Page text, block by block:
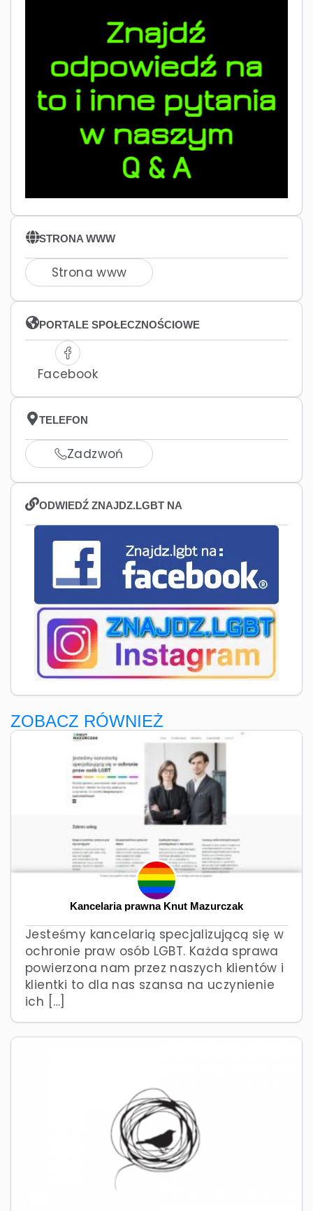
STRONA WWW
Strona www
PORTALE SPOŁECZNOŚCIOWE
Facebook
TELEFON
Zadzwoń
ODWIEDŹ ZNAJDZ.LGBT NA
ZOBACZ RÓWNIEŻ
Kancelaria prawna Knut Mazurczak
Jesteśmy kancelarią specjalizującą się w
ochronie praw osób LGBT. Każda sprawa
powierzona nam przez naszych klientów i
klientki to dla nas szansa na uczynienie
ich […]